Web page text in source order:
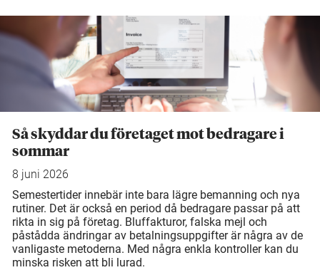
Så skyddar du företaget mot bedragare i
sommar
8 juni 2026
Semestertider innebär inte bara lägre bemanning och nya
rutiner. Det är också en period då bedragare passar på att
rikta in sig på företag. Bluffakturor, falska mejl och
påstådda ändringar av betalningsuppgifter är några av de
vanligaste metoderna. Med några enkla kontroller kan du
minska risken att bli lurad.